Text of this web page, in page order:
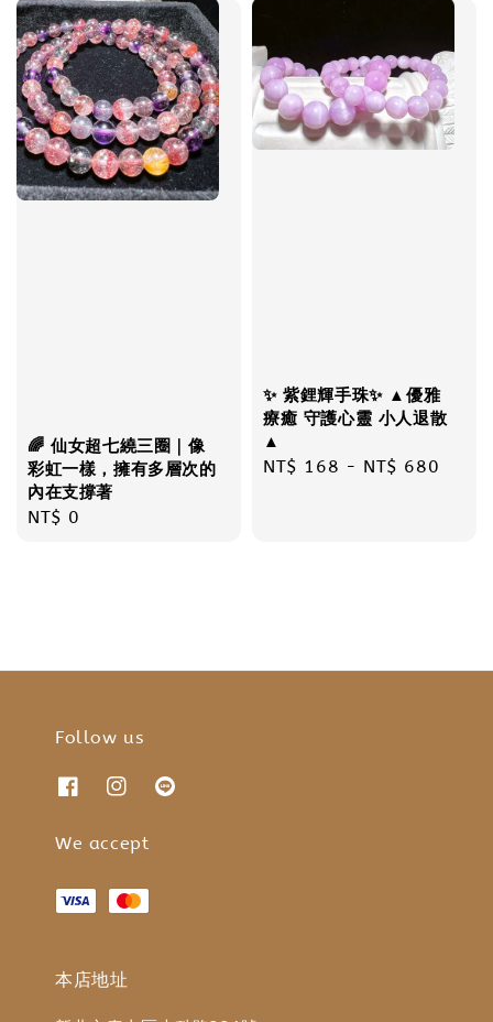
🌈 仙女超七繞三圈｜像
彩虹一樣，擁有多層次的
內在支撐著
Regular
NT$ 0
✨ 紫鋰輝手珠✨ ▲優雅
療癒 守護心靈 小人退散
▲
Regular
NT$ 168 - NT$ 680
Follow us
We accept
本店地址